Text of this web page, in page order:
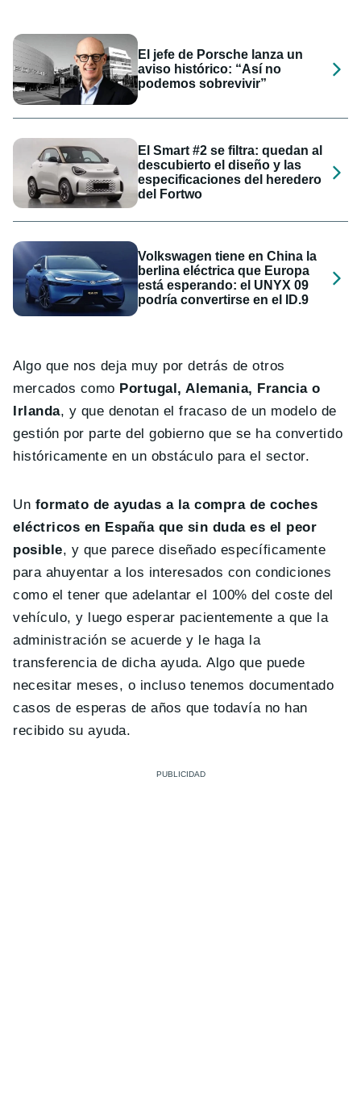
El jefe de Porsche lanza un
aviso histórico: “Así no
podemos sobrevivir”
El Smart #2 se filtra: quedan al
descubierto el diseño y las
especificaciones del heredero
del Fortwo
Volkswagen tiene en China la
berlina eléctrica que Europa
está esperando: el UNYX 09
podría convertirse en el ID.9
Algo que nos deja muy por detrás de otros
mercados como Portugal, Alemania, Francia o
Irlanda, y que denotan el fracaso de un modelo de
gestión por parte del gobierno que se ha convertido
históricamente en un obstáculo para el sector.
Un formato de ayudas a la compra de coches
eléctricos en España que sin duda es el peor
posible, y que parece diseñado específicamente
para ahuyentar a los interesados con condiciones
como el tener que adelantar el 100% del coste del
vehículo, y luego esperar pacientemente a que la
administración se acuerde y le haga la
transferencia de dicha ayuda. Algo que puede
necesitar meses, o incluso tenemos documentado
casos de esperas de años que todavía no han
recibido su ayuda.